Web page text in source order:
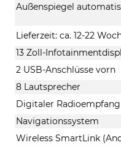
Außenspiegel
Lieferzeit: ca. 12-22
13 Zoll-
2 USB-Anschlüsse vorn
8 Lautsprecher
Digitaler
Navigationssystem
Wireless SmartLink